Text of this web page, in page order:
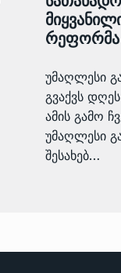
უმაღლესი
გვაქვს
ამის გამო
უმაღლესი
შესახებ…